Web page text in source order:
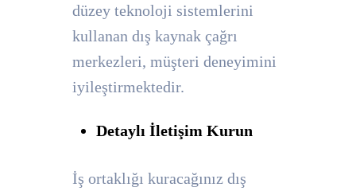
düzey teknoloji sistemlerini
kullanan dış kaynak çağrı
merkezleri, müşteri deneyimini
iyileştirmektedir.
Detaylı İletişim Kurun
İş ortaklığı kuracağınız dış